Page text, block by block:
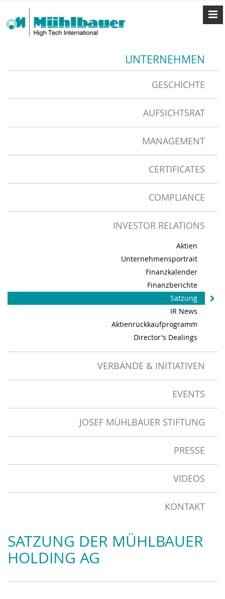
UNTERNEHMEN
GESCHICHTE
AUFSICHTSRAT
MANAGEMENT
CERTIFICATES
COMPLIANCE
INVESTOR RELATIONS
Aktien
Unternehmensportrait
Finanzkalender
Finanzberichte
Satzung
IR News
Aktienrückkaufprogramm
Director's Dealings
VERBÄNDE & INITIATIVEN
EVENTS
JOSEF MÜHLBAUER STIFTUNG
PRESSE
VIDEOS
KONTAKT
SATZUNG DER MÜHLBAUER
HOLDING AG